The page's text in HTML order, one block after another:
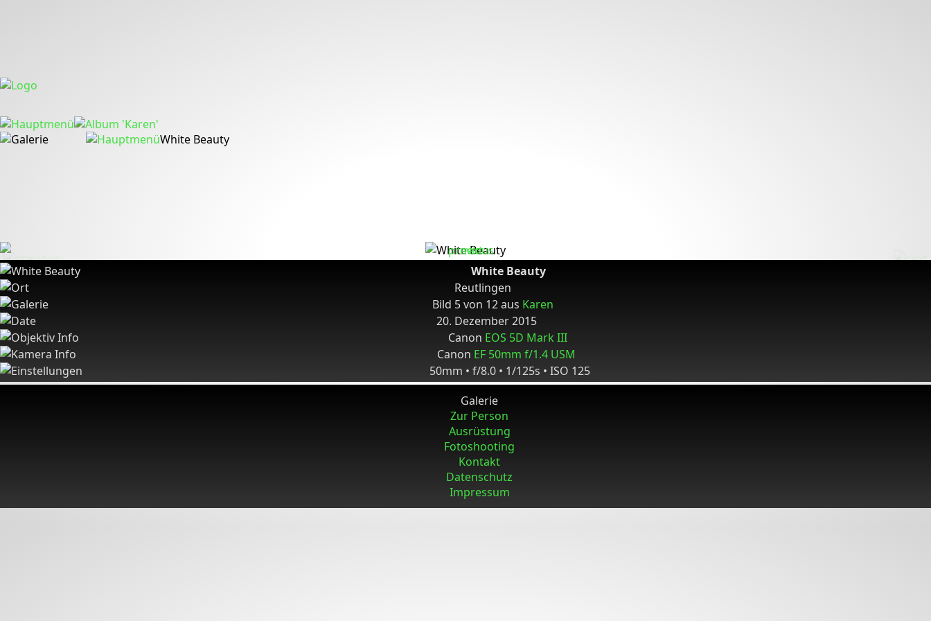
White Beauty
White Beauty
Reutlingen
Bild 5 von 12 aus Karen
20. Dezember 2015
Canon EOS 5D Mark III
Canon EF 50mm f/1.4 USM
50mm • f/8.0 • 1/125s • ISO 125
Galerie
Zur Person
Ausrüstung
Fotoshooting
Kontakt
Datenschutz
Impressum